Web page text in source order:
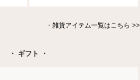
・ 雑貨アイテム一覧はこちら >>
・ ギフト ・